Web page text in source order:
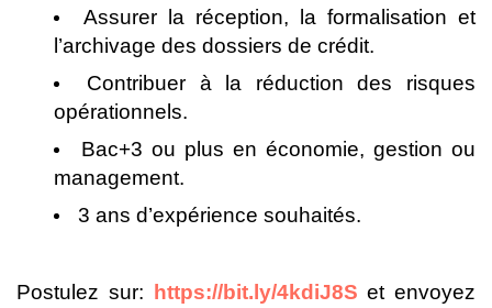
Assurer la réception, la formalisation et
l’archivage des dossiers de crédit.
Contribuer à la réduction des risques
opérationnels.
Bac+3 ou plus en économie, gestion ou
management.
3 ans d’expérience souhaités.
Postulez sur: https://bit.ly/4kdiJ8S et envoyez